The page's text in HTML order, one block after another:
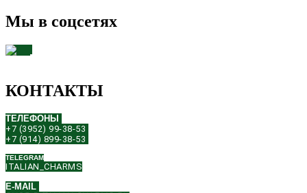
Мы в соцсетях
КОНТАКТЫ
ТЕЛЕФОНЫ
+7 (3952) 99-38-53
+7 (914) 899-38-53
TELEGRAM
ITALIAN_CHARMS
E-MAIL